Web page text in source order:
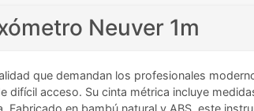
Neuver 1m
que demandan los profesionales
acceso. Su cinta métrica incluye